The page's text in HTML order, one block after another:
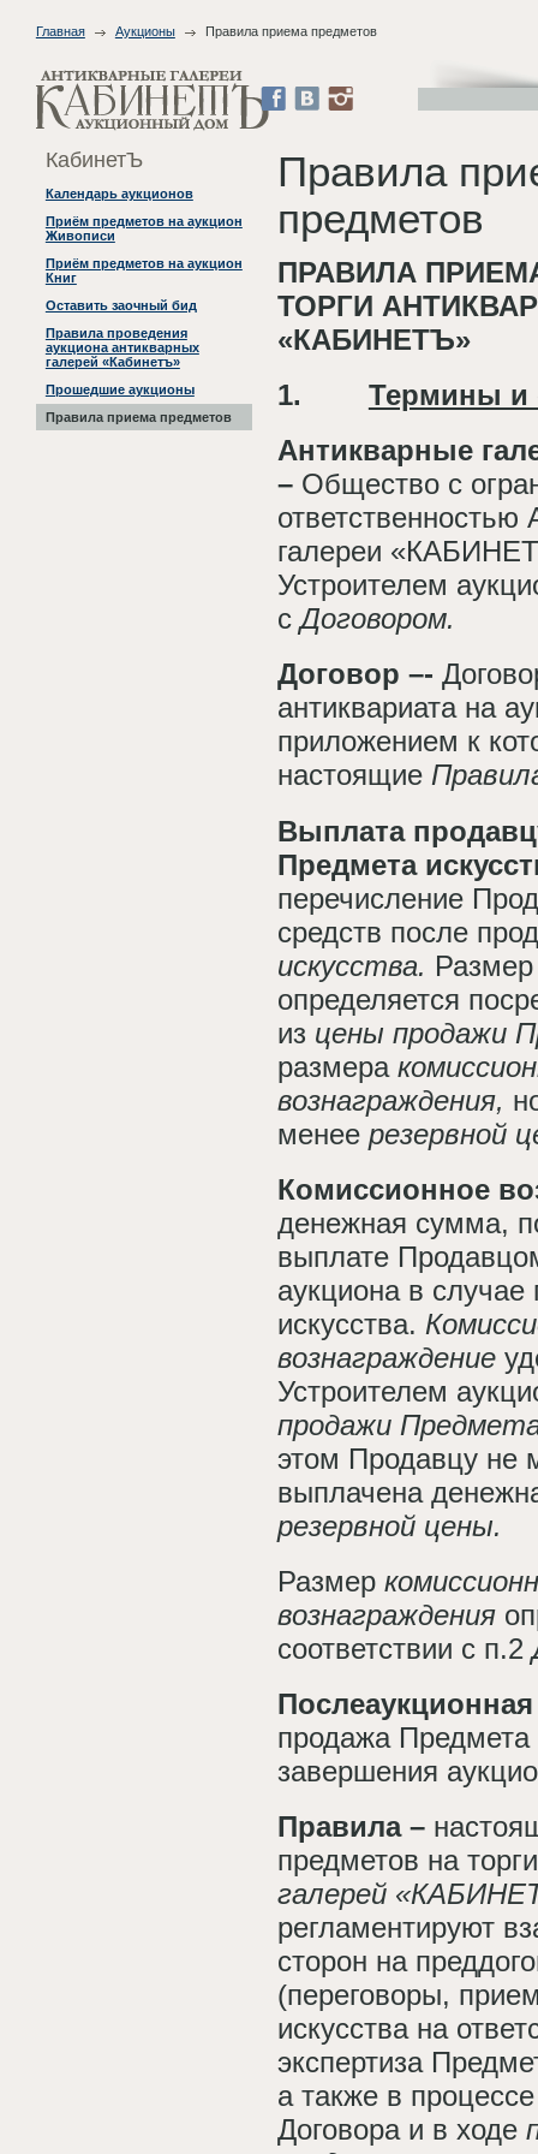
Главная Аукционы Правила приема предметов
КабинетЪ
Календарь аукционов
Приём предметов на аукцион
Живописи
Приём предметов на аукцион
Книг
Оставить заочный бид
Правила проведения
аукциона антикварных
галерей «Кабинетъ»
Прошедшие аукционы
Правила приема предметов
Правила
предметов
ПРАВИЛА
ТОРГИ
«КАБИНЕТЪ»
1. Термины и
Антикварные
– Общество с
ответственностью
галереи
Устроителем
сДоговором.
Договор –-
антиквариата на
приложением к
настоящие
Выплата
Предмета
перечисление
средств после
искусства.
определяется
из цены продажи
размера
вознаграждения,
менее резервной
Комиссионное
денежная сумма,
выплате
аукциона в
искусства.
вознаграждение
Устроителем
продажи
этом Продавцу не
выплачена
резервной цены.
Размер
вознаграждения
соответствии с п.2
продажа Предмета
завершения
Правила –
предметов на
галерей
регламентируют
сторон на
(переговоры,
искусства на
экспертиза
а также в
Договора и в ходе